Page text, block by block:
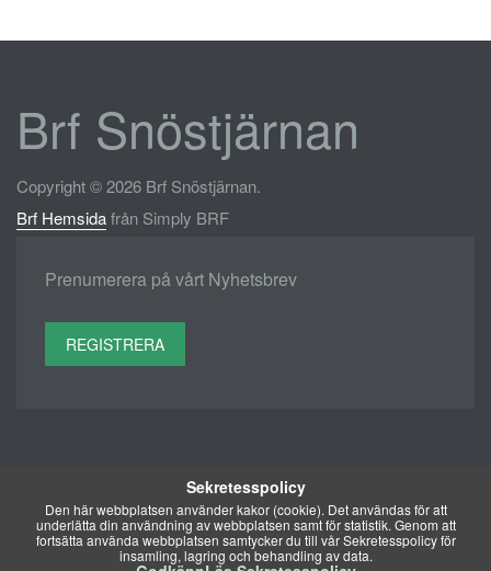
Brf Snöstjärnan
Copyright © 2026 Brf Snöstjärnan.
Brf Hemsidafrån Simply BRF
Prenumerera på vårt Nyhetsbrev
REGISTRERA
Sekretesspolicy
Den här webbplatsen använder kakor (cookie). Det användas för att
underlätta din användning av webbplatsen samt för statistik. Genom att
fortsätta använda webbplatsen samtycker du till vår Sekretesspolicy för
insamling, lagring och behandling av data.